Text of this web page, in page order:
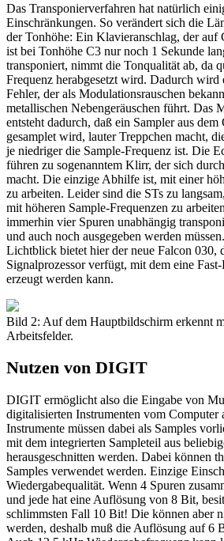
Das Transponierverfahren hat natürlich
Einschränkungen. So verändert sich die
der Tonhöhe: Ein Klavieranschlag, der auf
ist bei Tonhöhe C3 nur noch 1 Sekunde
transponiert, nimmt die Tonqualität ab, da
Frequenz herabgesetzt wird. Dadurch wird
Fehler, der als Modulationsrauschen
metallischen Nebengeräuschen führt. Das
entsteht dadurch, daß ein Sampler aus
gesamplet wird, lauter Treppchen macht,
je niedriger die Sample-Frequenz ist. Die
führen zu sogenanntem Klirr, der sich
macht. Die einzige Abhilfe ist, mit einer
zu arbeiten. Leider sind die STs zu
mit höheren Sample-Frequenzen zu
immerhin vier Spuren unabhängig
und auch noch ausgegeben werden
Lichtblick bietet hier der neue Falcon 030,
Signalprozessor verfügt, mit dem eine
erzeugt werden kann.
Bild 2: Auf dem Hauptbildschirm erkennt
Arbeitsfelder.
Nutzen von DIGIT
DIGIT ermöglicht also die Eingabe von
digitalisierten Instrumenten vom
Instrumente müssen dabei als Samples
mit dem integrierten Sampleteil aus
herausgeschnitten werden. Dabei können
Samples verwendet werden. Einzige
Wiedergabequalität. Wenn 4 Spuren
und jede hat eine Auflösung von 8 Bit,
schlimmsten Fall 10 Bit! Die können aber
werden, deshalb muß die Auflösung auf 6